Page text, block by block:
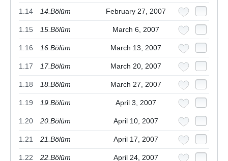
1.14 14.Bölüm February 27, 2007
1.15 15.Bölüm March 6, 2007
1.16 16.Bölüm March 13, 2007
1.17 17.Bölüm March 20, 2007
1.18 18.Bölüm March 27, 2007
1.19 19.Bölüm April 3, 2007
1.20 20.Bölüm April 10, 2007
1.21 21.Bölüm April 17, 2007
1.22 22.Bölüm April 24, 2007